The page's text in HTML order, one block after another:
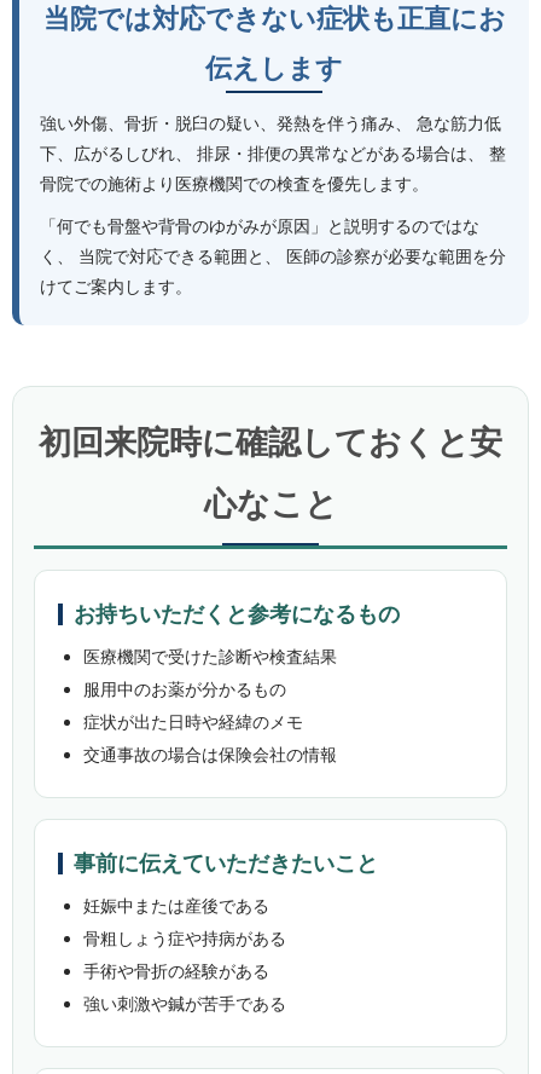
当院では対応できない症状も正直にお
伝えします
強い外傷、骨折・脱臼の疑い、発熱を伴う痛み、 急な筋力低
下、広がるしびれ、 排尿・排便の異常などがある場合は、 整
骨院での施術より医療機関での検査を優先します。
「何でも骨盤や背骨のゆがみが原因」と説明するのではな
く、 当院で対応できる範囲と、 医師の診察が必要な範囲を分
けてご案内します。
初回来院時に確認しておくと安
心なこと
お持ちいただくと参考になるもの
医療機関で受けた診断や検査結果
服用中のお薬が分かるもの
症状が出た日時や経緯のメモ
交通事故の場合は保険会社の情報
事前に伝えていただきたいこと
妊娠中または産後である
骨粗しょう症や持病がある
手術や骨折の経験がある
強い刺激や鍼が苦手である